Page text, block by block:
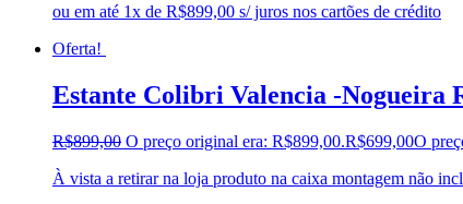
ou em até 1x de R$899,00 s/ juros nos cartões de crédito
Oferta!
Estante Colibri Valencia -Nogueira
R$899,00 O preço original era: R$899,00.R$699,00O
À vista a retirar na loja produto na caixa montagem não